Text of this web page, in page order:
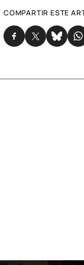
COMPARTIR ESTE